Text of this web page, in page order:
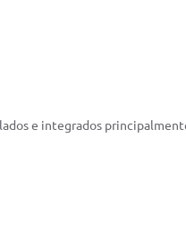
e integrados